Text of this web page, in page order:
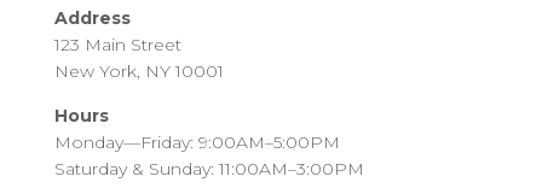
Address
123 Main Street
New York, NY 10001
Hours
Monday—Friday: 9:00AM–5:00PM
Saturday & Sunday: 11:00AM–3:00PM